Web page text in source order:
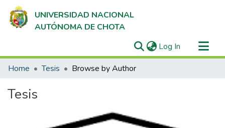
UNIVERSIDAD NACIONAL
AUTÓNOMA DE CHOTA
Log In (current)
Communities & Collections
Home Tesis Browse by Author
Tesis